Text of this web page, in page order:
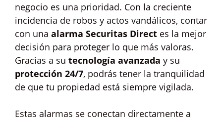
negocio es una prioridad. Con la creciente
incidencia de robos y actos vandálicos, contar
con una alarma Securitas Direct es la mejor
decisión para proteger lo que más valoras.
Gracias a su tecnología avanzada y su
protección 24/7, podrás tener la tranquilidad
de que tu propiedad está siempre vigilada.
Estas alarmas se conectan directamente a